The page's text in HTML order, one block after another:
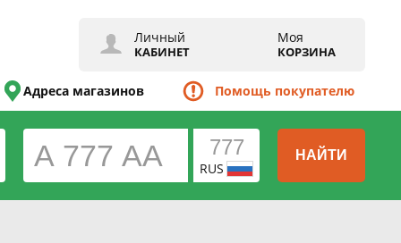
Личный
КАБИНЕТ
Моя
КОРЗИНА
Адреса магазинов Помощь покупателю
RUS
НАЙТИ